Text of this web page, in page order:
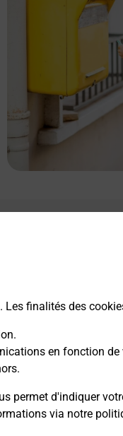
finalités des
en fonction
permet d'indiquer
via notre